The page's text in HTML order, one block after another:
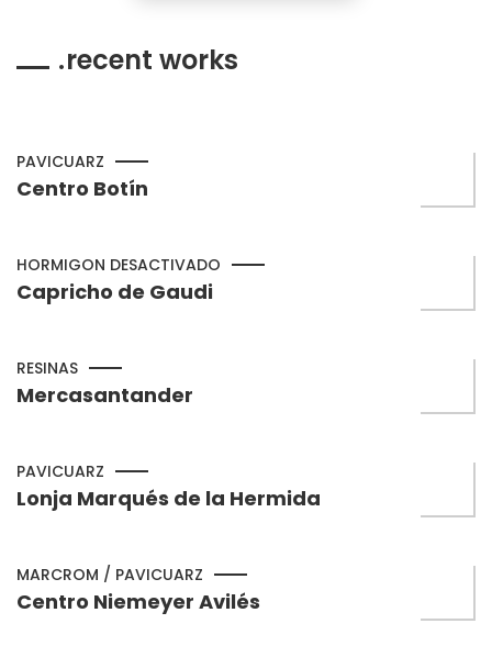
recent works
PAVICUARZ
Centro Botín
HORMIGON DESACTIVADO
Capricho de Gaudi
RESINAS
Mercasantander
PAVICUARZ
Lonja Marqués de la Hermida
MARCROM / PAVICUARZ
Centro Niemeyer Avilés